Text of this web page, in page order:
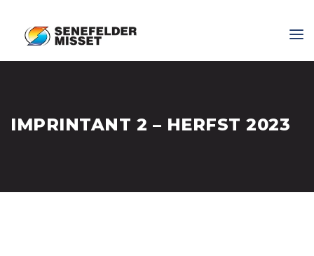
IMPRINTANT 2 – HERFST 2023